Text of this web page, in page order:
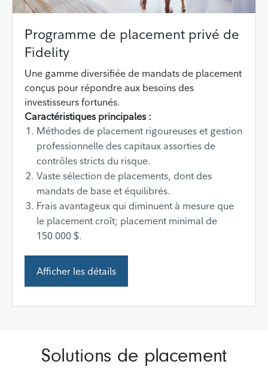
Programme de placement privé de
Fidelity
Une gamme diversifiée de mandats de placement
conçus pour répondre aux besoins des
investisseurs fortunés.
Caractéristiques principales :
Méthodes de placement rigoureuses et gestion
professionnelle des capitaux assorties de
contrôles stricts du risque.
Vaste sélection de placements, dont des
mandats de base et équilibrés.
Frais avantageux qui diminuent à mesure que
le placement croît; placement minimal de
150 000 $.
Afficher les détails
Solutions de placement